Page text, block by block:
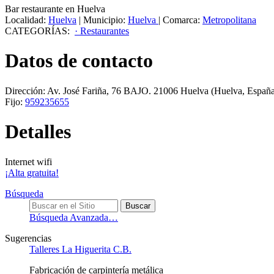
Bar restaurante en Huelva
Localidad: Huelva | Municipio: Huelva | Comarca: Metropolitana
CATEGORÍAS: · Restaurantes
Datos de contacto
Dirección: Av. José Fariña, 76 BAJO. 21006 Huelva (Huelva,
Fijo: 959235655
Detalles
Internet wifi
¡Alta gratuita!
Búsqueda
Búsqueda Avanzada…
Sugerencias
Talleres La Higuerita C.B.
Fabricación de carpintería metálica